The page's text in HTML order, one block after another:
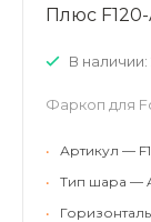
Плюс
В наличии:
Фаркоп для
•
Артикул —
•
Тип шара —
•